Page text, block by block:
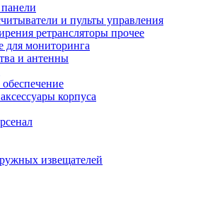
и пульты управления
ретрансляторы прочее
для мониторинга
и антенны
корпуса
извещателей